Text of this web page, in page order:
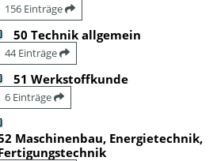
156 Einträge
50 Technik allgemein
44 Einträge
51 Werkstoffkunde
6 Einträge
Maschinenbau, Energietechnik,